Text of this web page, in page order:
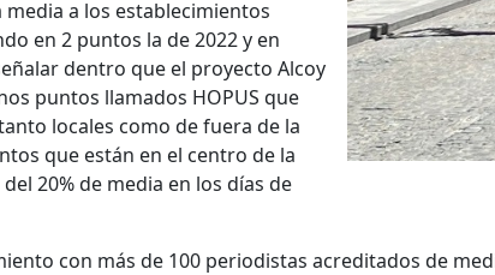
a los establecimientos
en 2 puntos la de 2022 y en
dentro que el proyecto Alcoy
puntos llamados HOPUS que
locales como de fuera de la
que están en el centro de la
20% de media en los días de
con más de 100 periodistas acreditados de